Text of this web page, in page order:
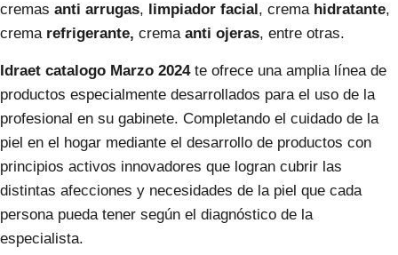
cremas anti arrugas, limpiador facial, crema hidratante,
crema refrigerante, crema anti ojeras, entre otras.
Idraet catalogo Marzo 2024 te ofrece una amplia línea de
productos especialmente desarrollados para el uso de la
profesional en su gabinete. Completando el cuidado de la
piel en el hogar mediante el desarrollo de productos con
principios activos innovadores que logran cubrir las
distintas afecciones y necesidades de la piel que cada
persona pueda tener según el diagnóstico de la
especialista.